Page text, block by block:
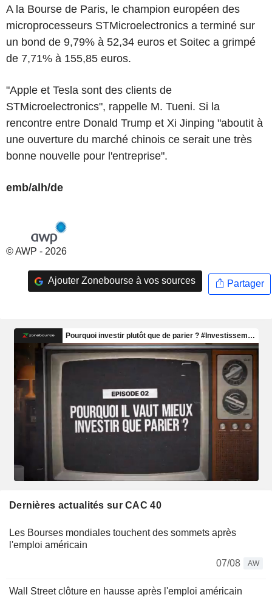
A la Bourse de Paris, le champion européen des
microprocesseurs STMicroelectronics a terminé sur
un bond de 9,79% à 52,34 euros et Soitec a grimpé
de 7,71% à 155,85 euros.
"Apple et Tesla sont des clients de
STMicroelectronics", rappelle M. Tueni. Si la
rencontre entre Donald Trump et Xi Jinping "aboutit à
une ouverture du marché chinois ce serait une très
bonne nouvelle pour l'entreprise".
emb/alh/de
© AWP - 2026
Ajouter Zonebourse à vos sources Partager
Dernières actualités sur CAC 40
Les Bourses mondiales touchent des sommets après
l'emploi américain
07/08
AW
Wall Street clôture en hausse après l'emploi américain